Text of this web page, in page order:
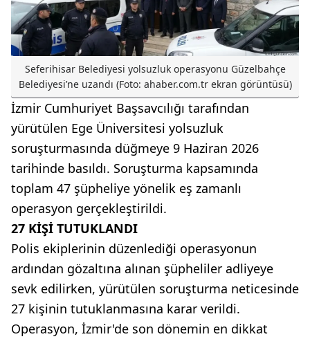
Seferihisar Belediyesi yolsuzluk operasyonu Güzelbahçe
Belediyesi’ne uzandı (Foto: ahaber.com.tr ekran görüntüsü)
İzmir Cumhuriyet Başsavcılığı tarafından
yürütülen Ege Üniversitesi yolsuzluk
soruşturmasında düğmeye 9 Haziran 2026
tarihinde basıldı. Soruşturma kapsamında
toplam 47 şüpheliye yönelik eş zamanlı
operasyon gerçekleştirildi.
27 KİŞİ TUTUKLANDI
Polis ekiplerinin düzenlediği operasyonun
ardından gözaltına alınan şüpheliler adliyeye
sevk edilirken, yürütülen soruşturma neticesinde
27 kişinin tutuklanmasına karar verildi.
Operasyon, İzmir'de son dönemin en dikkat